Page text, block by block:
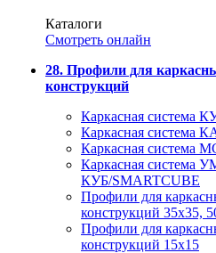
Каталоги
Смотреть онлайн
28. Профили для
конструкций
Каркасная система
Каркасная система
Каркасная система
Каркасная система
КУБ/SMARTCUBE
Профили для
конструкций 35x35,
Профили для
конструкций 15х15